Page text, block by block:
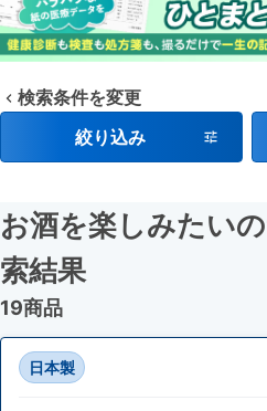
検索条件を変更
絞り込み
お酒を楽しみたい
索結果
19商品
日本製